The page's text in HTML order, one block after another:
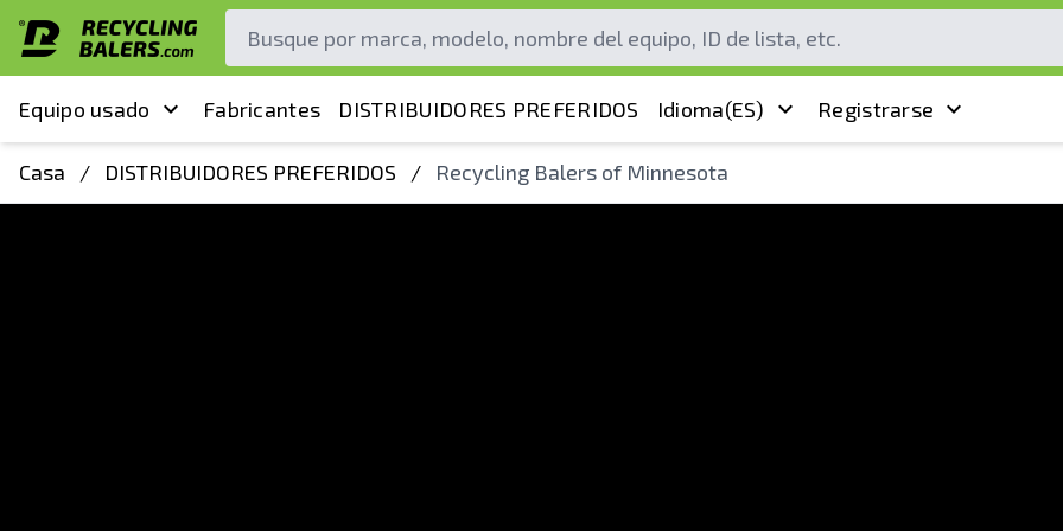
Equipo usado Fabricantes DISTRIBUIDORES PREFERIDOS Idioma(ES) Registrarse
Casa / DISTRIBUIDORES PREFERIDOS / Recycling Balers of Minnesota